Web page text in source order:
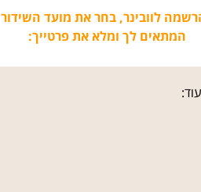
לוובינר, בחר את מועד השידור
המתאים לך ומלא את פרטייך: